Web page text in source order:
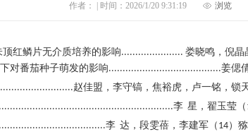
作者： | 时间：2026/1/20 9:31:19 浏览
红鳞片无介质培养的影响...................... 娄晓鸣，倪晶
对番茄种子萌发的影响........................................姜偲
赵佳盟，李守镐，焦裕虎，卢一铭，锁
李 星，翟玉莹（
李 达，段雯蓓，李建军（ 14）